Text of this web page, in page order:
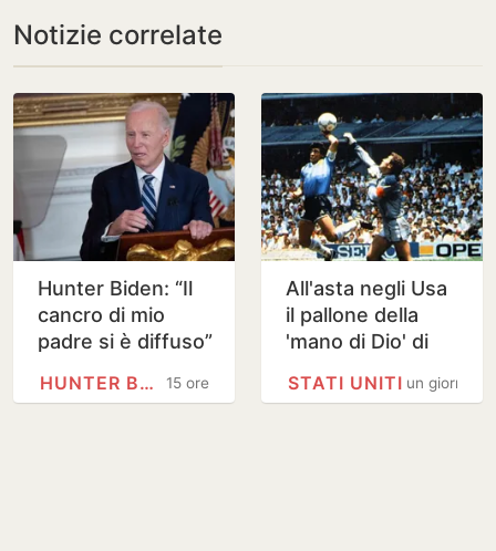
Notizie correlate
Hunter Biden: “Il
cancro di mio
padre si è diffuso”
15 ore
HUNTER BIDEN
All'asta negli Usa
il pallone della
'mano di Dio' di
stimato 10 milioni
un giorno
STATI UNITI